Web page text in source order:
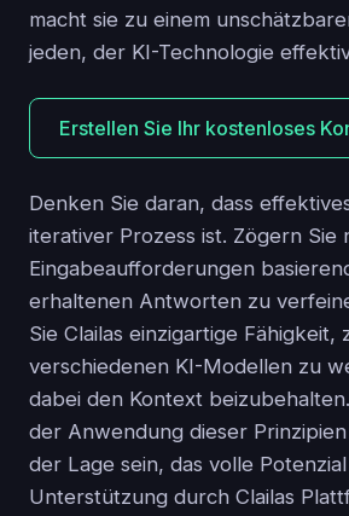
macht sie zu einem
jeden, der KI-Technologie
Erstellen Sie Ihr kostenloses
Denken Sie daran, dass
iterativer Prozess ist. Zögern Sie
Eingabeaufforderungen
erhaltenen Antworten zu
Sie Clailas einzigartige Fähigkeit,
verschiedenen KI-Modellen zu
dabei den Kontext
der Anwendung dieser
der Lage sein, das volle
Unterstützung durch Clailas